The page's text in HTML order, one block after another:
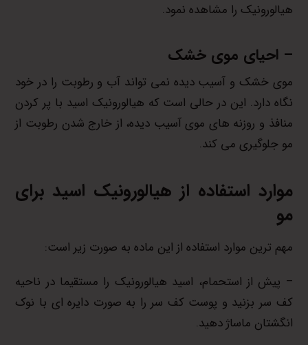
هیالورونیک را مشاهده نمود.
– احیای موی خشک
موی خشک و آسیب دیده نمی تواند آب و رطوبت را در خود
نگاه دارد. این در حالی است که هیالورونیک اسید با پر کردن
منافذ و روزنه های موی آسیب دیده، از خارج شدن رطوبت از
مو جلوگیری می کند.
موارد استفاده از هیالورونیک اسید برای
مو
مهم ترین موارد استفاده از این ماده به صورت زیر است:
– پیش از استحمام، اسید هیالورونیک را مستقیما در ناحیه
کف سر بزنید و پوست کف سر را به صورت دایره ای با نوک
انگشتان ماساژ دهید.